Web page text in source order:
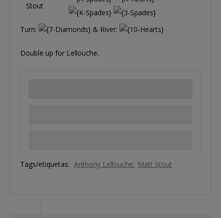
Stout
Turn: & River:
Double up for Lellouche.
Tags/etiquetas: Anthony Lellouche Matt Stout